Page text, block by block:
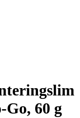
Go, 60 g